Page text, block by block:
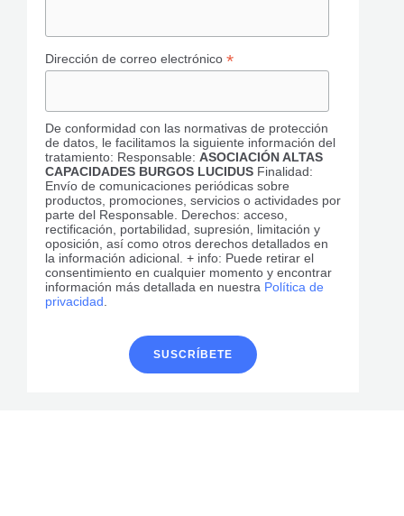
Dirección de correo electrónico *
De conformidad con las normativas de protección
de datos, le facilitamos la siguiente información del
tratamiento: Responsable: ASOCIACIÓN ALTAS
CAPACIDADES BURGOS LUCIDUS Finalidad:
Envío de comunicaciones periódicas sobre
productos, promociones, servicios o actividades por
parte del Responsable. Derechos: acceso,
rectificación, portabilidad, supresión, limitación y
oposición, así como otros derechos detallados en
la información adicional. + info: Puede retirar el
consentimiento en cualquier momento y encontrar
información más detallada en nuestra Política de
privacidad